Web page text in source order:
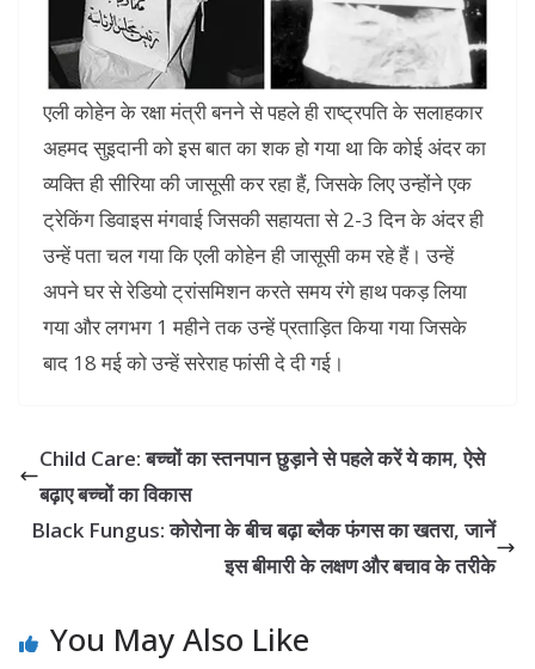
एली कोहेन के रक्षा मंत्री बनने से पहले ही राष्ट्रपति के सलाहकार
अहमद सुइदानी को इस बात का शक हो गया था कि कोई अंदर का
व्यक्ति ही सीरिया की जासूसी कर रहा हैं, जिसके लिए उन्होंने एक
ट्रेकिंग डिवाइस मंगवाई जिसकी सहायता से 2-3 दिन के अंदर ही
उन्हें पता चल गया कि एली कोहेन ही जासूसी कम रहे हैं। उन्हें
अपने घर से रेडियो ट्रांसमिशन करते समय रंगे हाथ पकड़ लिया
गया और लगभग 1 महीने तक उन्हें प्रताड़ित किया गया जिसके
बाद 18 मई को उन्हें सरेराह फांसी दे दी गई।
Child Care: बच्चों का स्तनपान छुड़ाने से पहले करें ये काम, ऐसे
बढ़ाए बच्चों का विकास
Black Fungus: कोरोना के बीच बढ़ा ब्लैक फंगस का खतरा, जानें
इस बीमारी के लक्षण और बचाव के तरीके
You May Also Like